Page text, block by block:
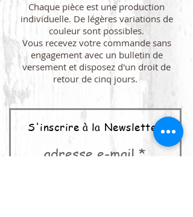
Chaque pièce est une production
individuelle. De légères variations de
couleur sont possibles.
Vous recevez votre commande sans
engagement avec un bulletin de
versement et disposez d'un droit de
retour de cinq jours.
S'inscrire à la Newsletter
adresse e-mail